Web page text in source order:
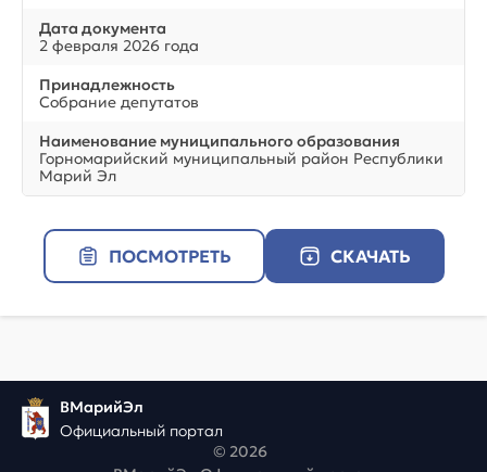
Дата документа
2 февраля 2026 года
Принадлежность
Собрание депутатов
Наименование муниципального образования
Горномарийский муниципальный район Республики
Марий Эл
ПОСМОТРЕТЬ СКАЧАТЬ
ВМарийЭл
Официальный портал
© 2026